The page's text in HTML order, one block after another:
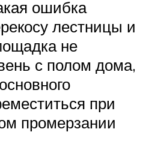
ошибка
лестницы и
не
с полом дома,
при
промерзании